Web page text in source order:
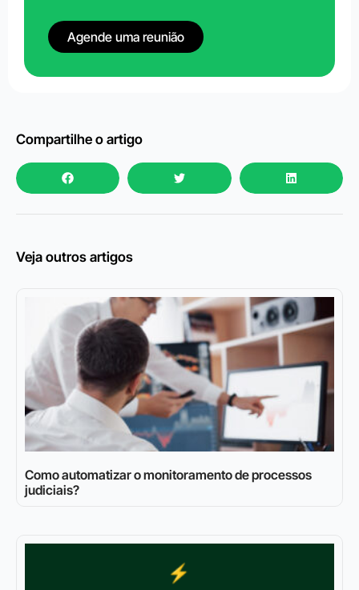
Agende uma reunião
Compartilhe o artigo
Veja outros artigos
Como automatizar o monitoramento de processos
judiciais?